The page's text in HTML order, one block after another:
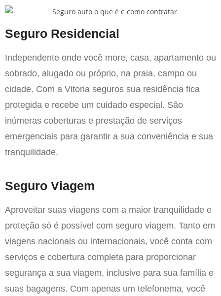
Seguro Residencial
Independente onde você more, casa, apartamento ou
sobrado, alugado ou próprio, na praia, campo ou
cidade. Com a Vitoria seguros sua residência fica
protegida e recebe um cuidado especial. São
inúmeras coberturas e prestação de serviços
emergenciais para garantir a sua conveniência e sua
tranquilidade.
Seguro Viagem
Aproveitar suas viagens com a maior tranquilidade e
proteção só é possível com seguro viagem. Tanto em
viagens nacionais ou internacionais, você conta com
serviços e cobertura completa para proporcionar
segurança a sua viagem, inclusive para sua família e
suas bagagens. Com apenas um telefonema, você